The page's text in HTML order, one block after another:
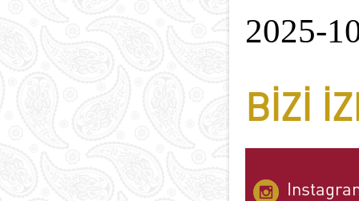
2025-
BIZI